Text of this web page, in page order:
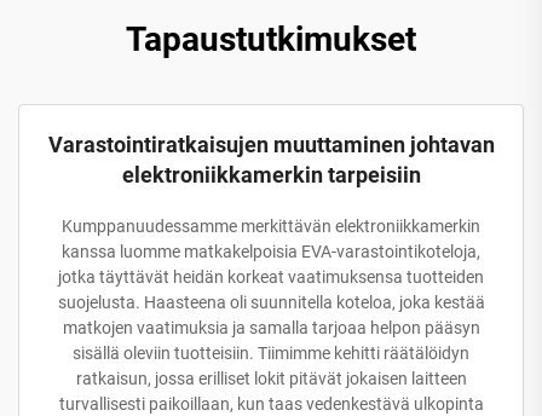
Tapaustutkimukset
Varastointiratkaisujen muuttaminen johtavan
elektroniikkamerkin tarpeisiin
Kumppanuudessamme merkittävän elektroniikkamerkin
kanssa luomme matkakelpoisia EVA-varastointikoteloja,
jotka täyttävät heidän korkeat vaatimuksensa tuotteiden
suojelusta. Haasteena oli suunnitella koteloa, joka kestää
matkojen vaatimuksia ja samalla tarjoaa helpon pääsyn
sisällä oleviin tuotteisiin. Tiimimme kehitti räätälöidyn
ratkaisun, jossa erilliset lokit pitävät jokaisen laitteen
turvallisesti paikoillaan, kun taas vedenkestävä ulkopinta